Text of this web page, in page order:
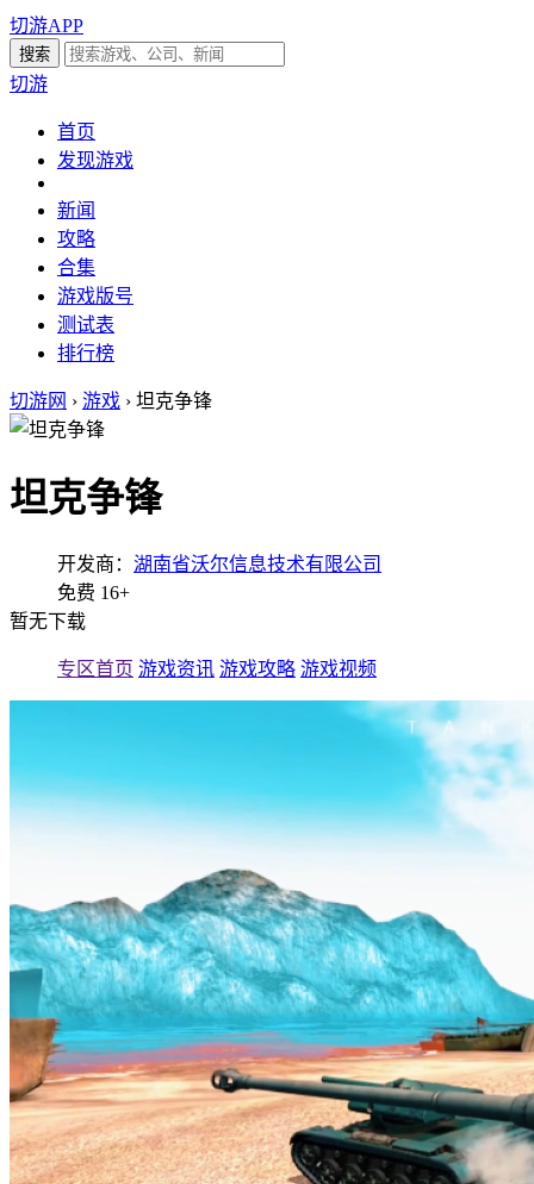
切游APP
切游
首页
发现游戏
新闻
攻略
合集
游戏版号
测试表
排行榜
切游网 › 游戏 › 坦克争锋
坦克争锋
开发商： 湖南省沃尔信息技术有限公司
免费 16+
暂无下载
专区首页 游戏资讯 游戏攻略 游戏视频